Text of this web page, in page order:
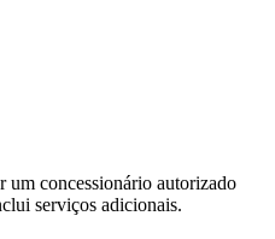
concessionário autorizado
serviços adicionais.